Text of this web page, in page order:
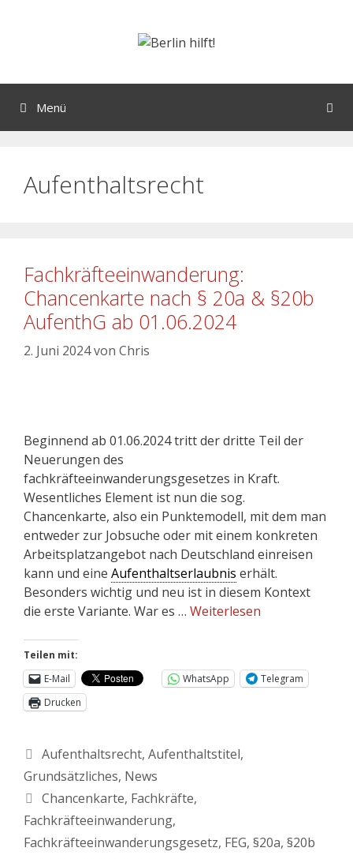
Menü
Aufenthaltsrecht
Fachkräfteeinwanderung:
Chancenkarte nach § 20a & §20b
AufenthG ab 01.06.2024
2. Juni 2024von Chris
Beginnend ab 01.06.2024 tritt der dritte Teil der
Neuerungen des
fachkräfteeinwanderungsgesetzes in Kraft.
Wesentliches Element ist nun die sog.
Chancenkarte, also ein Punktemodell, mit dem man
entweder zur Jobsuche oder mit einem konkreten
Arbeitsplatzangebot nach Deutschland einreisen
kann und eine Aufenthaltserlaubnis erhält.
Besonders wichtig und neu ist in diesem Kontext
die erste Variante. War es … Weiterlesen
Teilen mit:
E-Mail
WhatsApp
Telegram
Drucken
Aufenthaltsrecht, Aufenthaltstitel,
Grundsätzliches, News
Chancenkarte, Fachkräfte,
Fachkräfteeinwanderung,
Fachkräfteeinwanderungsgesetz, FEG, §20a, §20b